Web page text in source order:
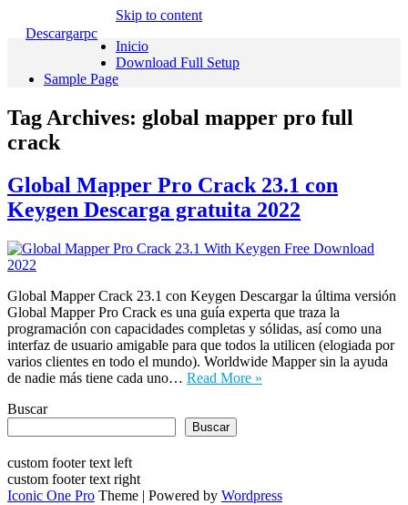
Descargarpc
Skip to content
Inicio
Download Full Setup
Sample Page
Tag Archives: global mapper pro full
crack
Global Mapper Pro Crack 23.1 con
Keygen Descarga gratuita 2022
Global Mapper Crack 23.1 con Keygen Descargar la última versión
Global Mapper Pro Crack es una guía experta que traza la
programación con capacidades completas y sólidas, así como una
interfaz de usuario amigable para que todos la utilicen (elogiada por
varios clientes en todo el mundo). Worldwide Mapper sin la ayuda
de nadie más tiene cada uno… Read More »
Buscar
Buscar
custom footer text left
custom footer text right
Iconic One Pro Theme | Powered by Wordpress